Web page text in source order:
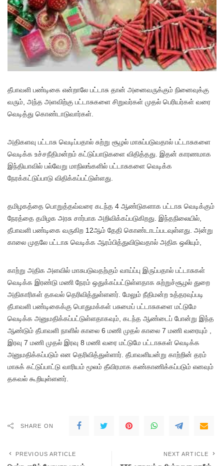
தீபாவளி பண்டிகை என்றாலே பட்டாசு தான் அனைவருக்கும் நினைவுக்கு
வரும், அந்த அளவிற்கு பட்டாசுகளை சிறுவர்கள் முதல் பெரியர்கள் வரை
வெடித்து கொண்டாடுவார்கள்.
அதிகளவு பட்டாசு வெடிப்பதால் சுற்று சூழல் மாசுப்படுவதால் பட்டாசுகளை
வெடிக்க உச்சநீதிமன்றம் கட்டுப்பாடுகளை விதித்தது. இதன் காரணமாக
இந்தியாவில் பல்வேறு மாநிலங்களில் பட்டாசுகளை வெடிக்க
நேரக்கட்டுப்பாடு விதிக்கப்பட்டுள்ளது.
தமிழகத்தை பொறுத்தவ்வரை கடந்த 4 ஆண்டுகளாக பட்டாசு வெடிக்கும்
நேரத்தை தமிழக அரசு சார்பாக அறிவிக்கப்படுகிறது. இந்தநிலையில்,
தீபாவளி பண்டிகை வருகிற 12ஆம் தேதி கொண்டாடப்படவுள்ளது. அன்று
காலை முதலே பட்டாசு வெடிக்க ஆரம்பித்துவிடுவதால் அதிக ஒலியும்,
காற்று அதிக அளவில் மாசுபடுவதற்கும் வாய்ப்பு இருப்பதால் பட்டாசுகள்
வெடிக்க இரண்டு மணி நேரம் ஒதுக்கப்பட்டுள்ளதாக சுற்றுச்சூழல் துறை
அதிகாரிகள் தகவல் தெரிவித்துள்ளனர். மேலும் நீதிமன்ற உத்தரவுப்படி
தீபாவளி பண்டிகைக்கு பொதுமக்கள் பசுமைப் பட்டாசுகளை மட்டுமே
வெடிக்க அனுமதிக்கப்பட்டுள்ளதாகவும், கடந்த ஆண்டைப் போன்று இந்த
ஆண்டும் தீபாவளி நாளில் காலை 6 மணி முதல் காலை 7 மணி வரையும் ,
இரவு 7 மணி முதல் இரவு 8 மணி வரை மட்டுமே பட்டாசுகள் வெடிக்க
அனுமதிக்கப்படும் என தெரிவித்துள்ளார். தீபாவளியன்று காற்றின் தரம்
மாசுக் கட்டுப்பாட்டு வாரியம் மூலம் தீவிரமாக கண்காணிக்கப்படும் எனவும்
தகவல் கூறியுள்ளனர்.
SHARE ON
PREVIOUS ARTICLE NEXT ARTICLE